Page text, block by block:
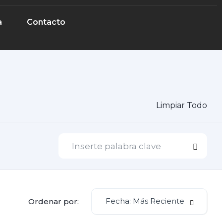
Contacto
Limpiar Todo
Ordenar por: Fecha: Más Reciente